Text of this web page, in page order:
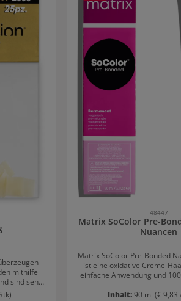
mithilfe
sind sehr
48447
Matrix SoColor Pre-
Nuancen
Matrix SoColor Pre-Bonded
ist eine oxidative Creme-
einfache Anwendung und
vielfältigen Nuancen und
Inhalt:90 ml(€ 9,83